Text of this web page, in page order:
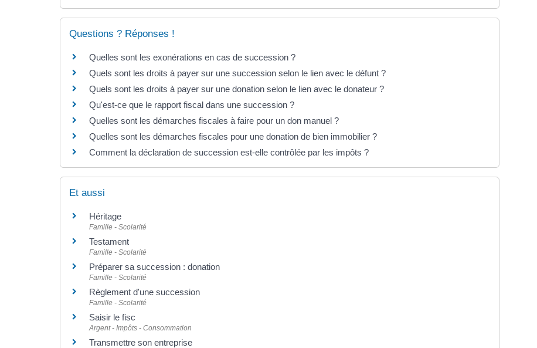
Questions ? Réponses !
Quelles sont les exonérations en cas de succession ?
Quels sont les droits à payer sur une succession selon le lien avec le défunt ?
Quels sont les droits à payer sur une donation selon le lien avec le donateur ?
Qu'est-ce que le rapport fiscal dans une succession ?
Quelles sont les démarches fiscales à faire pour un don manuel ?
Quelles sont les démarches fiscales pour une donation de bien immobilier ?
Comment la déclaration de succession est-elle contrôlée par les impôts ?
Et aussi
Héritage
Famille - Scolarité
Testament
Famille - Scolarité
Préparer sa succession : donation
Famille - Scolarité
Règlement d'une succession
Famille - Scolarité
Saisir le fisc
Argent - Impôts - Consommation
Transmettre son entreprise